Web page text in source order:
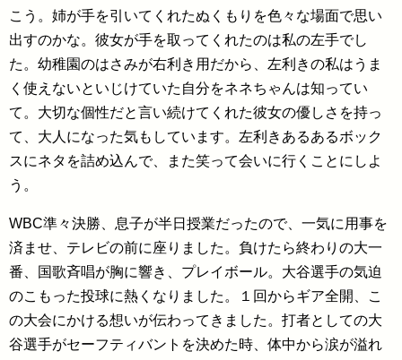
こう。姉が手を引いてくれたぬくもりを色々な場面で思い
出すのかな。彼女が手を取ってくれたのは私の左手でし
た。幼稚園のはさみが右利き用だから、左利きの私はうま
く使えないといじけていた自分をネネちゃんは知ってい
て。大切な個性だと言い続けてくれた彼女の優しさを持っ
て、大人になった気もしています。左利きあるあるボック
スにネタを詰め込んで、また笑って会いに行くことにしよ
う。
WBC準々決勝、息子が半日授業だったので、一気に用事を
済ませ、テレビの前に座りました。負けたら終わりの大一
番、国歌斉唱が胸に響き、プレイボール。大谷選手の気迫
のこもった投球に熱くなりました。１回からギア全開、こ
の大会にかける想いが伝わってきました。打者としての大
谷選手がセーフティバントを決めた時、体中から涙が溢れ